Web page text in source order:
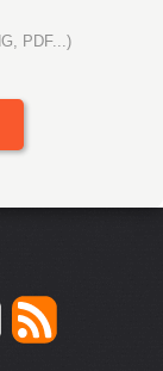
PDF...)